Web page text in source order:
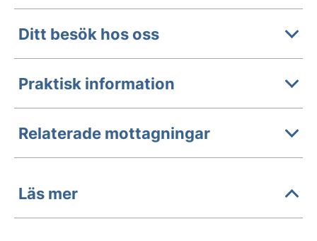
Ditt besök hos oss
Praktisk information
Relaterade mottagningar
Läs mer